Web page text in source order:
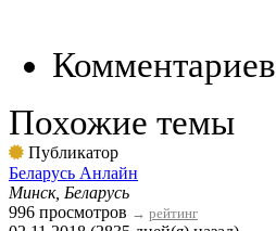
Похожие темы
Публикатор
Беларусь Анлайн
Минск, Беларусь
996 просмотров → рейтинг